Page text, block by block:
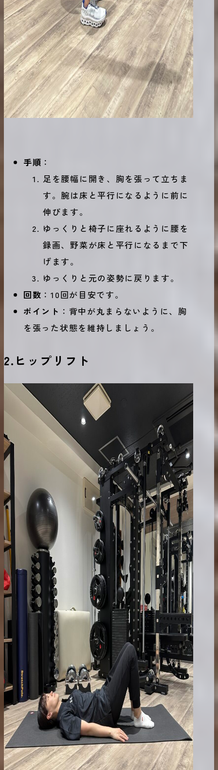
手順 ：
足を腰幅に開き、胸を張って立ちま
す。腕は床と平行になるように前に
伸びます。
ゆっくりと椅子に座れるように腰を
録画、野菜が床と平行になるまで下
げます。
ゆっくりと元の姿勢に戻ります。
回数 ：10回が目安です。
ポイント ：背中が丸まらないように、胸
を張った状態を維持しましょう。
2. ヒップリフト